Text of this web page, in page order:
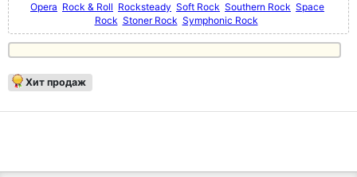
Opera Rock & Roll Rocksteady Soft Rock Southern Rock Space
Rock Stoner Rock Symphonic Rock
Хит продаж